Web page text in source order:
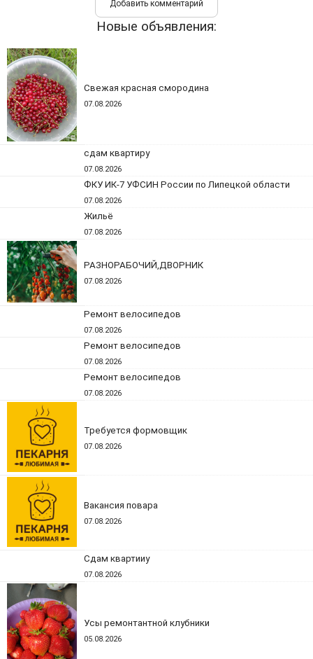
Новые объявления:
Свежая красная смородина
07.08.2026
сдам квартиру
07.08.2026
ФКУ ИК-7 УФСИН России по Липецкой области
07.08.2026
Жильё
07.08.2026
РАЗНОРАБОЧИЙ,ДВОРНИК
07.08.2026
Ремонт велосипедов
07.08.2026
Ремонт велосипедов
07.08.2026
Ремонт велосипедов
07.08.2026
Требуется формовщик
07.08.2026
Вакансия повара
07.08.2026
Сдам квартииу
07.08.2026
Усы ремонтантной клубники
05.08.2026